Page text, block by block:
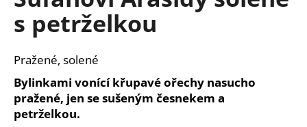
z
hvězdiček.
s petrželkou
Pražené, solené
Bylinkami vonící křupavé ořechy nasucho
pražené, jen se sušeným česnekem a
petrželkou.
a
j
í
t
?